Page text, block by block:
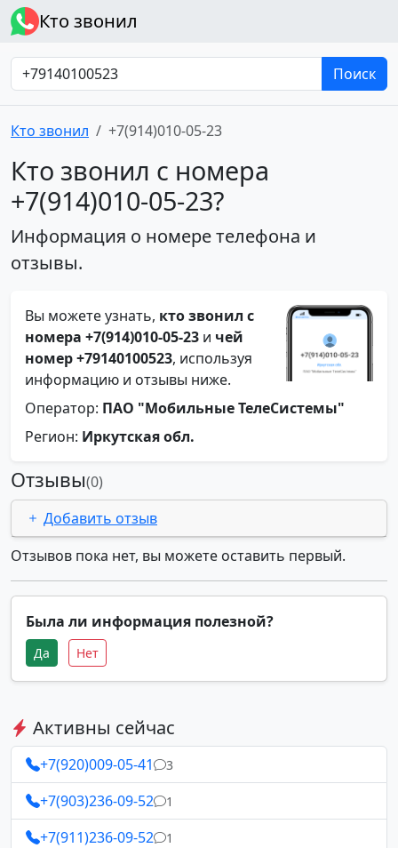
Кто звонил
Поиск
Кто звонил +7(914)010-05-23
Кто звонил с номера
+7(914)010-05-23?
Информация о номере телефона и
отзывы.
Вы можете узнать, кто звонил с
номера +7(914)010-05-23 и чей
номер +79140100523, используя
информацию и отзывы ниже.
Оператор: ПАО "Мобильные ТелеСистемы"
Регион: Иркутская обл.
Отзывы(0)
Добавить отзыв
Отзывов пока нет, вы можете оставить первый.
Была ли информация полезной?
Да Нет
Активны сейчас
+7(920)009-05-41 3
+7(903)236-09-52 1
+7(911)236-09-52 1